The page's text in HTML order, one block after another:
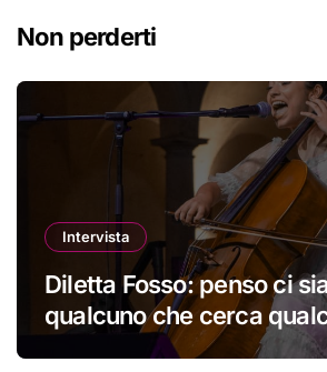
Non perderti
Intervista
Diletta Fosso: penso ci
qualcuno che cerca